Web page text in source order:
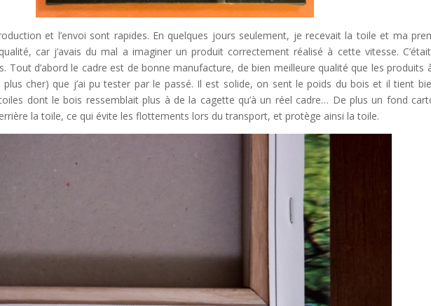
et l’envoi sont rapides. En quelques jours seulement, je recevait la toile et ma
car j’avais du mal a imaginer un produit correctement réalisé à cette vitesse.
Tout d’abord le cadre est de bonne manufacture, de bien meilleure qualité que les produits
cher) que j’ai pu tester par le passé. Il est solide, on sent le poids du bois et il tient
dont le bois ressemblait plus à de la cagette qu’à un réel cadre… De plus un fond
la toile, ce qui évite les flottements lors du transport, et protège ainsi la toile.